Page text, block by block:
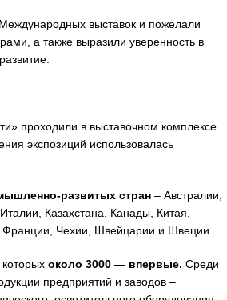
выставок и пожелали
а также выразили уверенность в
проходили в выставочном комплексе
экспозиций использовалась
развитых стран– Австралии,
Казахстана, Канады, Китая,
Чехии, Швейцарии и Швеции.
которых около 3000 — впервые. Среди
предприятий и заводов –